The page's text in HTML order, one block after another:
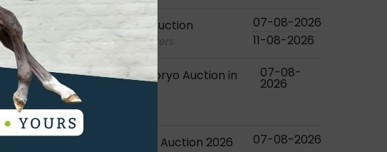
Bjorn Nagel Auction
foals - youngsters
07-08-2026
11-08-2026
Flanders Embryo Auction in
07-08-
2026
Dronten Foal Auction 2026 07-08-2026